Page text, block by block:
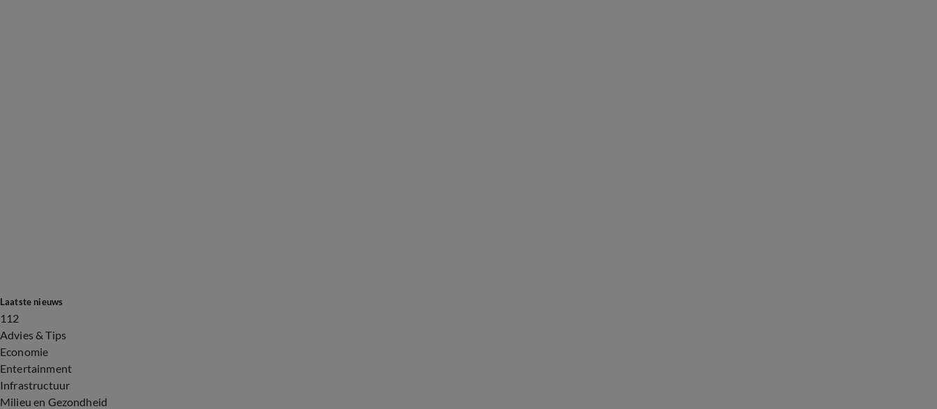
Laatste nieuws
112
Advies & Tips
Economie
Entertainment
Infrastructuur
Milieu en Gezondheid